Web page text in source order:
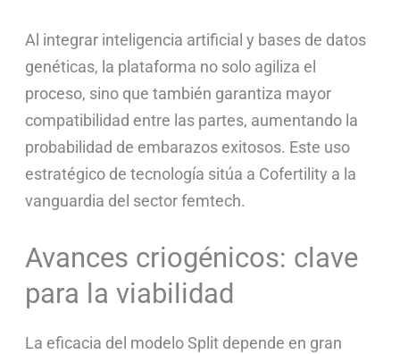
Al integrar inteligencia artificial y bases de datos
genéticas, la plataforma no solo agiliza el
proceso, sino que también garantiza mayor
compatibilidad entre las partes, aumentando la
probabilidad de embarazos exitosos. Este uso
estratégico de tecnología sitúa a Cofertility a la
vanguardia del sector femtech.
Avances criogénicos: clave
para la viabilidad
La eficacia del modelo Split depende en gran